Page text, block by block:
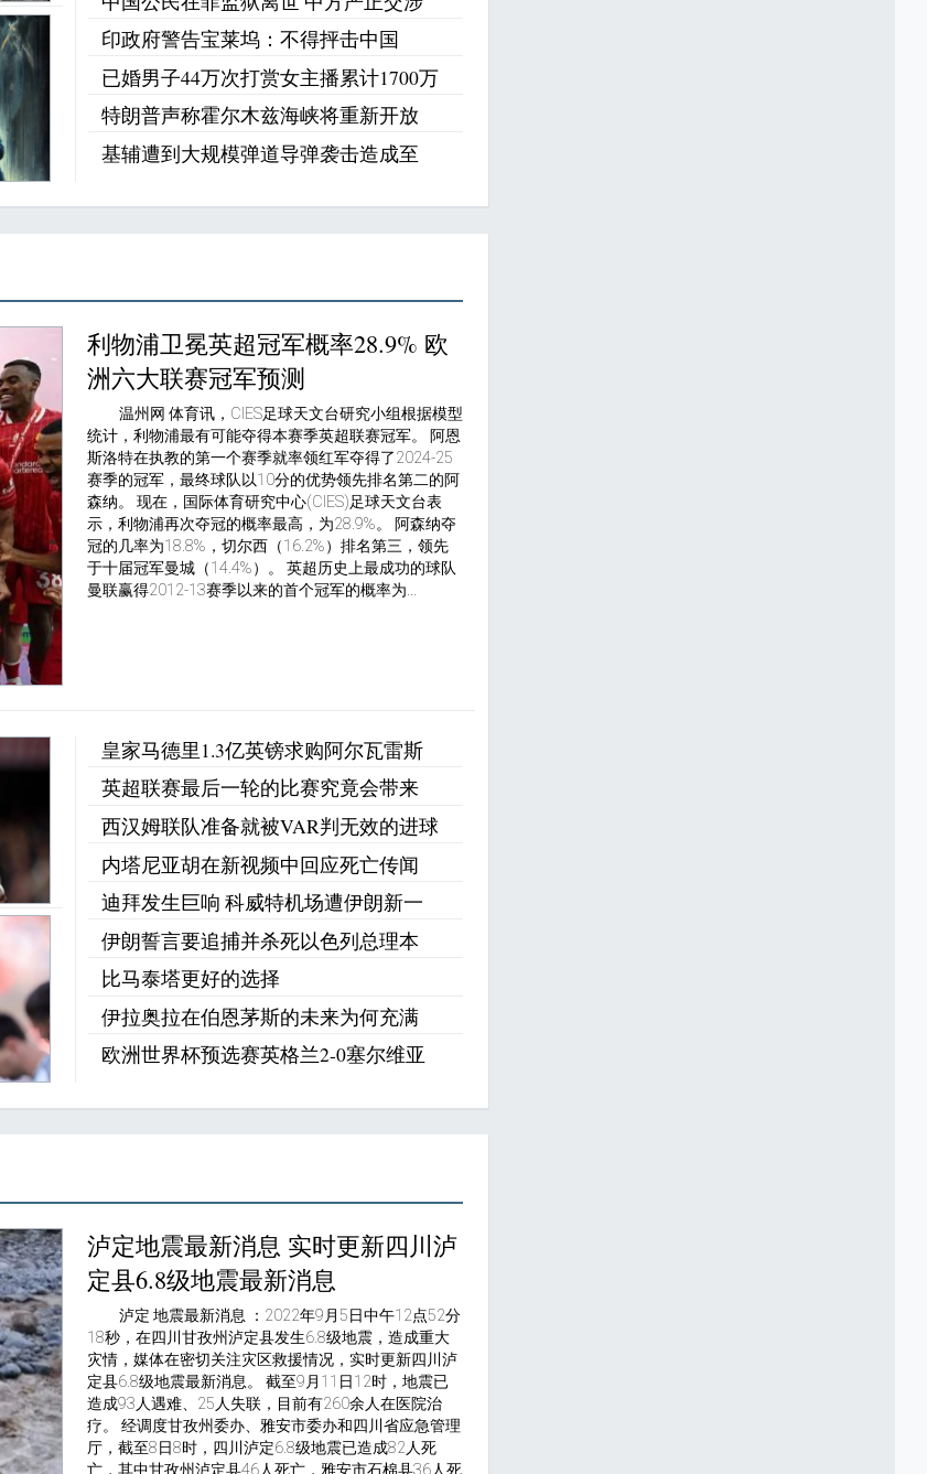
印政府警告宝莱坞：不得抨击中国
已婚男子44万次打赏女主播累计1700万
特朗普声称霍尔木兹海峡将重新开放
基辅遭到大规模弹道导弹袭击造成至
利物浦卫冕英超冠军概率28.9% 欧
洲六大联赛冠军预测
温州网 体育讯，CIES足球天文台研究小组根据模型
统计，利物浦最有可能夺得本赛季英超联赛冠军。 阿恩
斯洛特在执教的第一个赛季就率领红军夺得了2024-25
赛季的冠军，最终球队以10分的优势领先排名第二的阿
森纳。 现在，国际体育研究中心(CIES)足球天文台表
示，利物浦再次夺冠的概率最高，为28.9%。 阿森纳夺
冠的几率为18.8%，切尔西（16.2%）排名第三，领先
于十届冠军曼城（14.4%）。 英超历史上最成功的球队
曼联赢得2012-13赛季以来的首个冠军的概率为...
皇家马德里1.3亿英镑求购阿尔瓦雷斯
英超联赛最后一轮的比赛究竟会带来
西汉姆联队准备就被VAR判无效的进球
内塔尼亚胡在新视频中回应死亡传闻
迪拜发生巨响 科威特机场遭伊朗新一
伊朗誓言要追捕并杀死以色列总理本
比马泰塔更好的选择
伊拉奥拉在伯恩茅斯的未来为何充满
欧洲世界杯预选赛英格兰2-0塞尔维亚
泸定地震最新消息 实时更新四川泸
定县6.8级地震最新消息
泸定 地震最新消息 ：2022年9月5日中午12点52分
18秒，在四川甘孜州泸定县发生6.8级地震，造成重大
灾情，媒体在密切关注灾区救援情况，实时更新四川泸
定县6.8级地震最新消息。 截至9月11日12时，地震已
造成93人遇难、25人失联，目前有260余人在医院治
疗。 经调度甘孜州委办、雅安市委办和四川省应急管理
厅，截至8日8时，四川泸定6.8级地震已造成82人死
亡，其中甘孜州泸定县46人死亡，雅安市石棉县36人死